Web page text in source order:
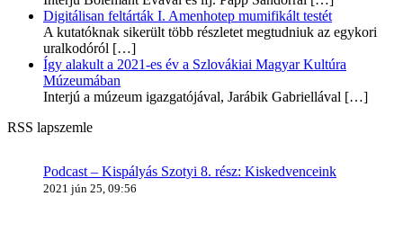
Digitálisan feltárták I. Amenhotep mumifikált testét
A kutatóknak sikerült több részletet megtudniuk az egykori
uralkodóról […]
Így alakult a 2021-es év a Szlovákiai Magyar Kultúra
Múzeumában
Interjú a múzeum igazgatójával, Jarábik Gabriellával […]
RSS lapszemle
Podcast – Kispályás Szotyi 8. rész: Kiskedvenceink
2021 jún 25, 09:56